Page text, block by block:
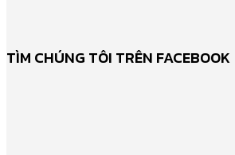
TÌM CHÚNG TÔI TRÊN FACEBOOK